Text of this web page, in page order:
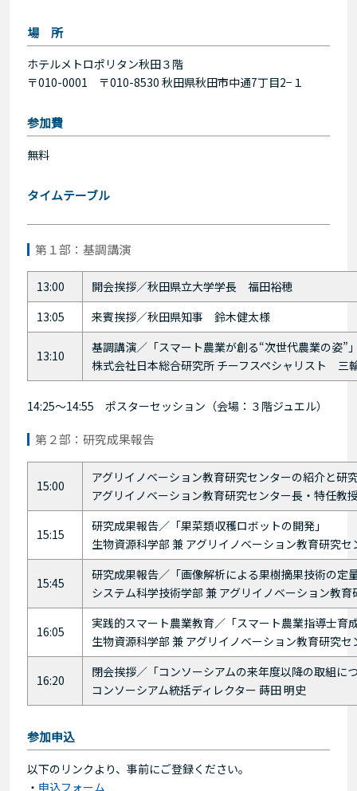
場 所
ホテルメトロポリタン秋田３階
〒010-0001 〒010-8530 秋田県秋田市中通7丁目2−１
参加費
無料
タイムテーブル
第１部：基調講演
13:00
開会挨拶／秋田県立大学学長 福田裕穂
13:05
来賓挨拶／秋田県知事 鈴木健太様
13:10
基調講演／「スマート農業が創る“次世代農業の姿”
株式会社日本総合研究所 チーフスペシャリスト 三
14:25～14:55 ポスターセッション（会場：３階ジュエル）
第２部：研究成果報告
15:00
アグリイノベーション教育研究センターの紹介と研
アグリイノベーション教育研究センター長・特任
15:15
研究成果報告／「果菜類収穫ロボットの開発」
生物資源科学部 兼 アグリイノベーション教育研
15:45
研究成果報告／「画像解析による果樹摘果技術の定
システム科学技術学部 兼 アグリイノベーション
16:05
実践的スマート農業教育／「スマート農業指導士育
生物資源科学部 兼 アグリイノベーション教育研
16:20
閉会挨拶／「コンソーシアムの来年度以降の取組に
コンソーシアム統括ディレクター 蒔田 明史
参加申込
以下のリンクより、事前にご登録ください。
・ 申込フォーム